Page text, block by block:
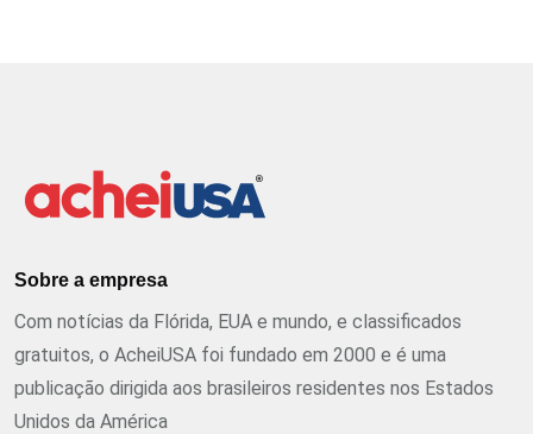
Sobre a empresa
Com notícias da Flórida, EUA e mundo, e classificados
gratuitos, o AcheiUSA foi fundado em 2000 e é uma
publicação dirigida aos brasileiros residentes nos Estados
Unidos da América